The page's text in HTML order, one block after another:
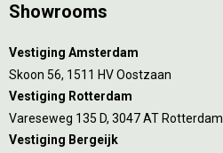
Showrooms
Vestiging Amsterdam
Skoon 56, 1511 HV Oostzaan
Vestiging Rotterdam
Vareseweg 135 D, 3047 AT Rotterdam
Vestiging Bergeijk